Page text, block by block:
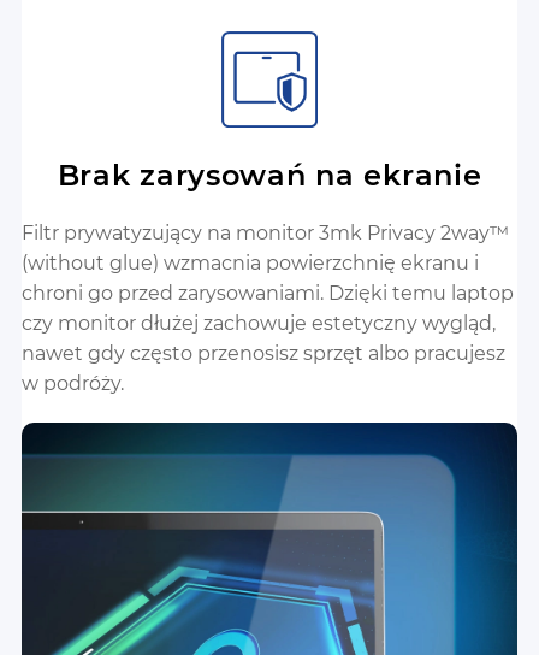
Brak zarysowań na ekranie
Filtr prywatyzujący na monitor 3mk Privacy 2way™
(without glue) wzmacnia powierzchnię ekranu i
chroni go przed zarysowaniami. Dzięki temu laptop
czy monitor dłużej zachowuje estetyczny wygląd,
nawet gdy często przenosisz sprzęt albo pracujesz
w podróży.